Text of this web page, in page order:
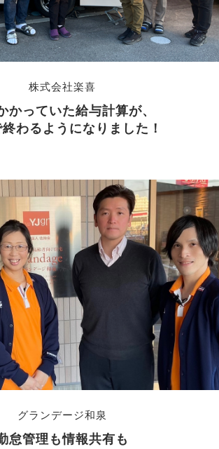
株式会社楽喜
かっていた給与計算が、
わるようになりました！
グランデージ和泉
怠管理も情報共有も